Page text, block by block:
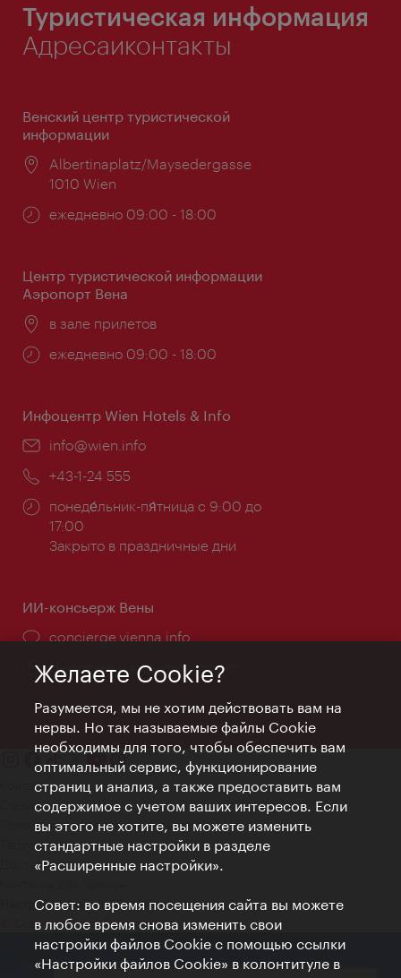
Туристическая информация
Адресаиконтакты
Венский центр туристической
информации
Расположение:
Albertinaplatz/Maysedergasse
1010 Wien
Часы
ежедневно 09:00 - 18:00
Центр туристической информации
Аэропорт Вена
Расположение:
в зале прилетов
Часы
ежедневно 09:00 - 18:00
Инфоцентр Wien Hotels & Info
Эл.
info@wien.info
Телефон:
+43-1-24 555
Часы
работы:
понеде́льник-пя́тница с 9:00 до
17:00
Закрыто в праздничные дни
ИИ-консьерж Вены
concierge.vienna.info
Информация круглосуточно
Контакт
Credits
Положение о конфиденциальности
Terms of Use
Доступность
Настройки файлов Cookie
© Copyright WienTourismus
Желаете Cookie?
Разумеется, мы не хотим действовать вам на
нервы. Но так называемые файлы Cookie
необходимы для того, чтобы обеспечить вам
оптимальный сервис, функционирование
страниц и анализ, а также предоставить вам
содержимое с учетом ваших интересов. Если
вы этого не хотите, вы можете изменить
стандартные настройки в разделе
«Расширенные настройки».
Совет: во время посещения сайта вы можете
в любое время снова изменить свои
настройки файлов Cookie с помощью ссылки
«Настройки файлов Cookie» в колонтитуле в